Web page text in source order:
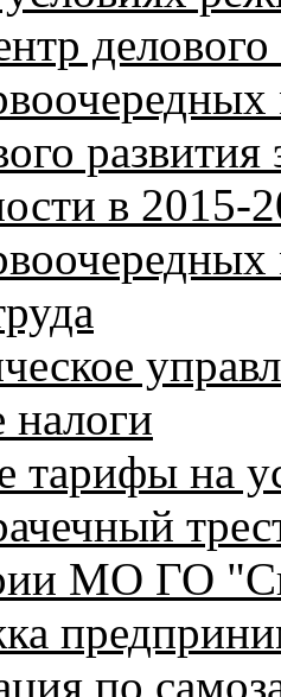
делового
в
тарифы на
МО ГО
по